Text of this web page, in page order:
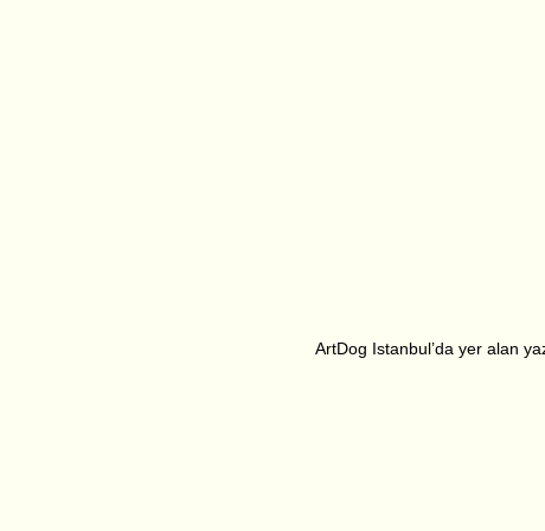
ArtDog Istanbul’da yer alan